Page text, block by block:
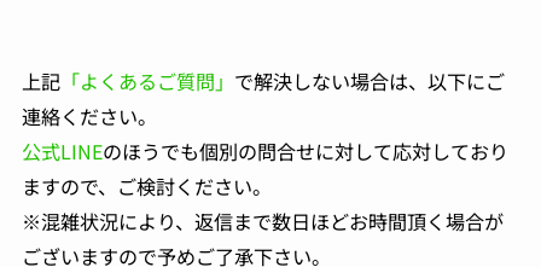
上記「よくあるご質問」 で解決しない場合は、以下にご
連絡ください。
公式LINEのほうでも個別の問合せに対して応対しており
ますので、ご検討ください。
※混雑状況により、返信まで数日ほどお時間頂く場合が
ございますので予めご了承下さい。